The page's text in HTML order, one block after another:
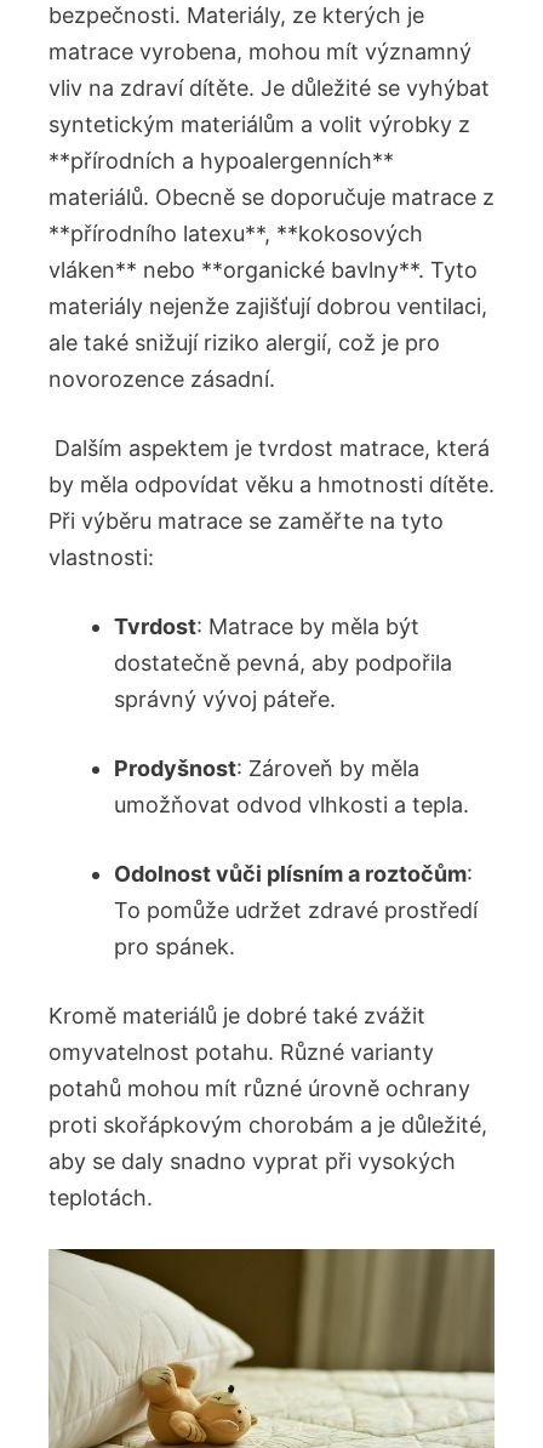
bezpečnosti. Materiály, ze kterých ‌je
matrace vyrobena, mohou ⁤mít ⁣významný
vliv na⁢ zdraví dítěte. Je důležité se ⁣vyhýbat
syntetickým materiálům a volit výrobky z
**přírodních ⁤a⁢ hypoalergenních**
materiálů. Obecně se doporučuje matrace z
**přírodního latexu**, **kokosových
vláken** nebo **organické ​bavlny**. Tyto
materiály nejenže zajišťují dobrou ventilaci,
ale také snižují riziko alergií, což je pro
novorozence zásadní.
‍ Dalším aspektem je tvrdost matrace, která
⁣by měla odpovídat věku a hmotnosti dítěte.
Při ⁢výběru matrace se zaměřte na tyto
vlastnosti:
Tvrdost: Matrace ⁢by měla být
dostatečně ⁢pevná, aby ‌podpořila
správný vývoj páteře.
Prodyšnost: Zároveň by měla
umožňovat odvod vlhkosti a tepla.
Odolnost vůči plísním a roztočům:
To pomůže udržet zdravé⁢ prostředí
‍pro spánek.
Kromě materiálů je ⁢dobré⁤ také ⁤zvážit​
omyvatelnost potahu. Různé varianty
potahů mohou mít různé úrovně ochrany ​
proti skořápkovým chorobám a je důležité,
aby se daly⁢ snadno vyprat při vysokých
teplotách.